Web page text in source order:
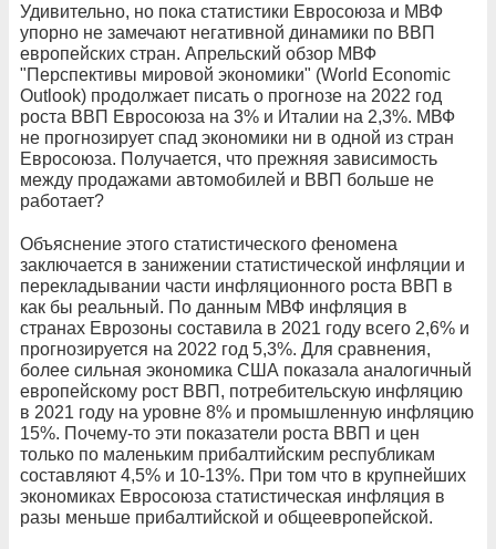
Удивительно, но пока статистики Евросоюза и МВФ
упорно не замечают негативной динамики по ВВП
европейских стран. Апрельский обзор МВФ
"Перспективы мировой экономики" (World Economic
Outlook) продолжает писать о прогнозе на 2022 год
роста ВВП Евросоюза на 3% и Италии на 2,3%. МВФ
не прогнозирует спад экономики ни в одной из стран
Евросоюза. Получается, что прежняя зависимость
между продажами автомобилей и ВВП больше не
работает?
Объяснение этого статистического феномена
заключается в занижении статистической инфляции и
перекладывании части инфляционного роста ВВП в
как бы реальный. По данным МВФ инфляция в
странах Еврозоны составила в 2021 году всего 2,6% и
прогнозируется на 2022 год 5,3%. Для сравнения,
более сильная экономика США показала аналогичный
европейскому рост ВВП, потребительскую инфляцию
в 2021 году на уровне 8% и промышленную инфляцию
15%. Почему-то эти показатели роста ВВП и цен
только по маленьким прибалтийским республикам
составляют 4,5% и 10-13%. При том что в крупнейших
экономиках Евросоюза статистическая инфляция в
разы меньше прибалтийской и общеевропейской.